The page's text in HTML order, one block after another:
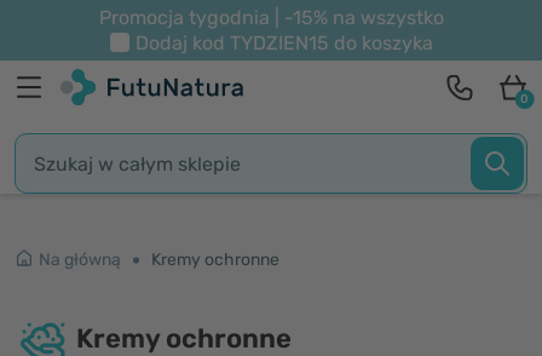
Promocja tygodnia | -15% na wszystko
Dodaj kod TYDZIEN15 do koszyka
0
Na główną Kremy ochronne
Kremy ochronne